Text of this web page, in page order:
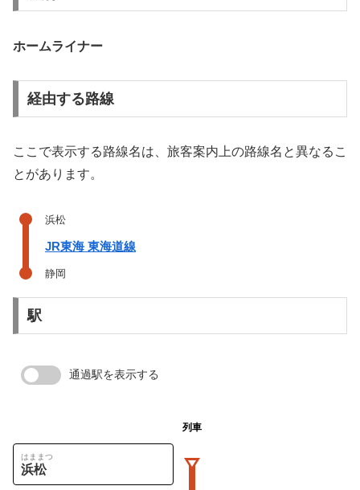
ホームライナー
経由する路線
ここで表示する路線名は、旅客案内上の路線名と異なるこ
とがあります。
浜松
JR東海 東海道線
静岡
駅
通過駅を表示する
列車
はままつ
浜松